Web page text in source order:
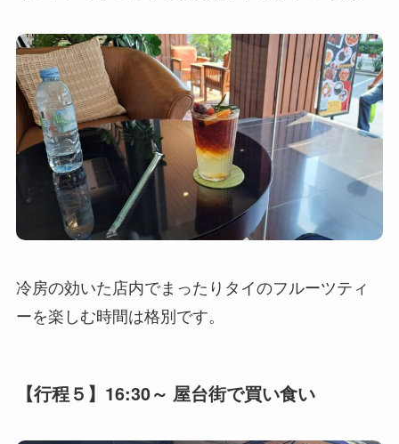
冷房の効いた店内でまったりタイのフルーツティ
ーを楽しむ時間は格別です。
【行程５】16:30～ 屋台街で買い食い